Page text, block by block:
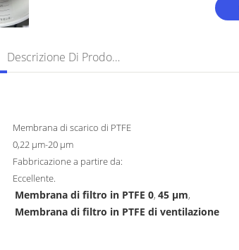
Descrizione Di Prodotto
Membrana di scarico di PTFE
0,22 μm-20 μm
Fabbricazione a partire da:
Eccellente.
Membrana di filtro in PTFE 0,45 μm,
Membrana di filtro in PTFE di ventilazione